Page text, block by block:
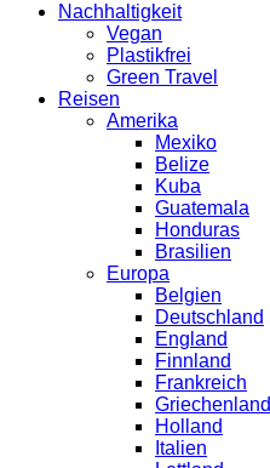
Nachhaltigkeit
Vegan
Plastikfrei
Green Travel
Reisen
Amerika
Mexiko
Belize
Kuba
Guatemala
Honduras
Brasilien
Europa
Belgien
Deutschland
England
Finnland
Frankreich
Griechenland
Holland
Italien